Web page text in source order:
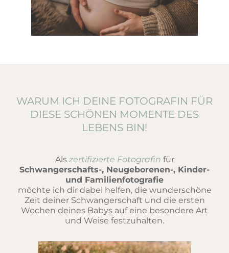
WARUM ICH DEINE FOTOGRAFIN FÜR
DIESE SCHÖNEN MOMENTE DES
LEBENS BIN!
Als zertifizierte Fotografin für
Schwangerschafts-, Neugeborenen-, Kinder-
und Familienfotografie
möchte ich dir dabei helfen, die wunderschöne
Zeit deiner Schwangerschaft und die ersten
Wochen deines Babys auf eine besondere Art
und Weise festzuhalten.